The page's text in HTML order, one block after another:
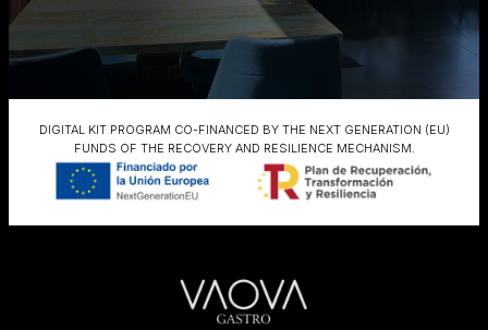
DIGITAL KIT PROGRAM CO-FINANCED BY THE NEXT GENERATION (EU)
FUNDS OF THE RECOVERY AND RESILIENCE MECHANISM.